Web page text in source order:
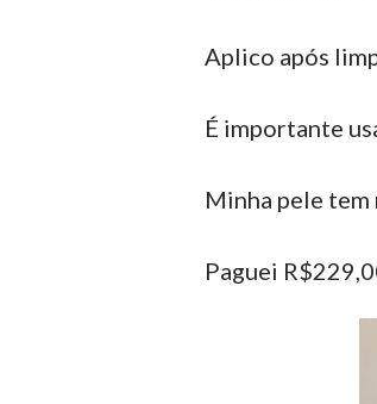
Aplico após
É importante
Minha pele
Paguei